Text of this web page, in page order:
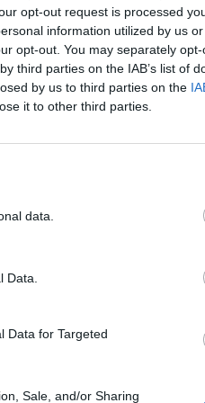
opt-out request is processed
information utilized by us
opt-out. You may separately
third parties on the IAB’s list of
by us to third parties on the
it to other third parties.
data.
Data.
Data for Targeted
Sale, and/or Sharing
értékesítési árai. Az előző
éves árszintemelkedés
magasabb, mint
havi alapon 1,7
elektronikai
gáz-gőzellátás,
az energiaárak (-1,8%),
melynek olvasása